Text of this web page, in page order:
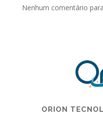
Nenhum comentário
ORION